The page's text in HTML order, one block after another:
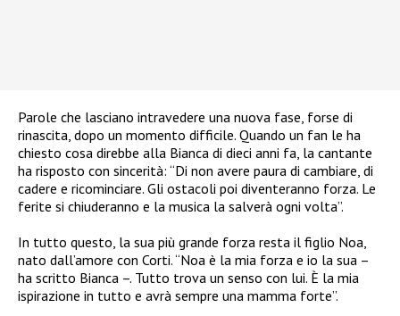
Parole che lasciano intravedere una nuova fase, forse di
rinascita, dopo un momento difficile. Quando un fan le ha
chiesto cosa direbbe alla Bianca di dieci anni fa, la cantante
ha risposto con sincerità: “Di non avere paura di cambiare, di
cadere e ricominciare. Gli ostacoli poi diventeranno forza. Le
ferite si chiuderanno e la musica la salverà ogni volta”.
In tutto questo, la sua più grande forza resta il figlio Noa,
nato dall’amore con Corti. “Noa è la mia forza e io la sua –
ha scritto Bianca –. Tutto trova un senso con lui. È la mia
ispirazione in tutto e avrà sempre una mamma forte”.